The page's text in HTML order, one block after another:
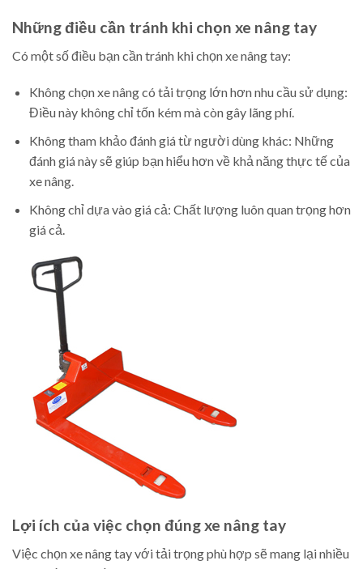
Những điều cần tránh khi chọn xe nâng tay
Có một số điều bạn cần tránh khi chọn xe nâng tay:
Không chọn xe nâng có tải trọng lớn hơn nhu cầu sử dụng:
Điều này không chỉ tốn kém mà còn gây lãng phí.
Không tham khảo đánh giá từ người dùng khác: Những
đánh giá này sẽ giúp bạn hiểu hơn về khả năng thực tế của
xe nâng.
Không chỉ dựa vào giá cả: Chất lượng luôn quan trọng hơn
giá cả.
Lợi ích của việc chọn đúng xe nâng tay
Việc chọn xe nâng tay với tải trọng phù hợp sẽ mang lại nhiều